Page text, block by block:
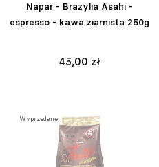
Napar - Brazylia Asahi -
espresso - kawa ziarnista 250g
45,00 zł
Wyprzedane